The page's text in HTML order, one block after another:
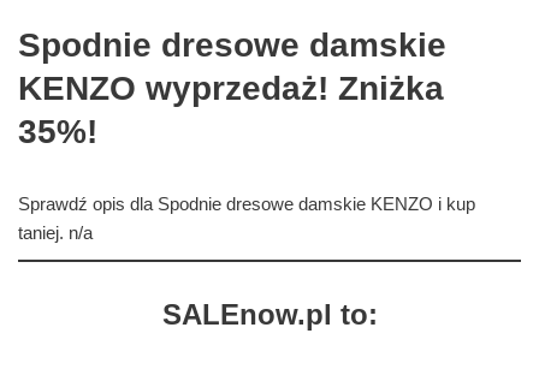
Spodnie dresowe damskie
KENZO wyprzedaż! Zniżka
35%!
Sprawdź opis dla Spodnie dresowe damskie KENZO i kup
taniej. n/a
SALEnow.pl to: